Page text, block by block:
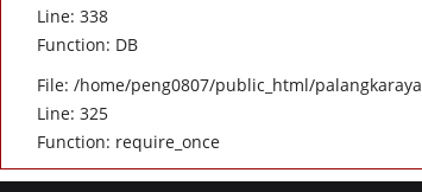
Line: 338
Function: DB
File: /home/peng0807/public_html/
Line: 325
Function: require_once